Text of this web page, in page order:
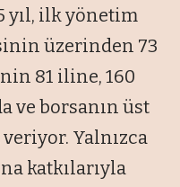
yıl, ilk yönetim
üzerinden 73
81 iline, 160
ve borsanın üst
Yalnızca
katkılarıyla